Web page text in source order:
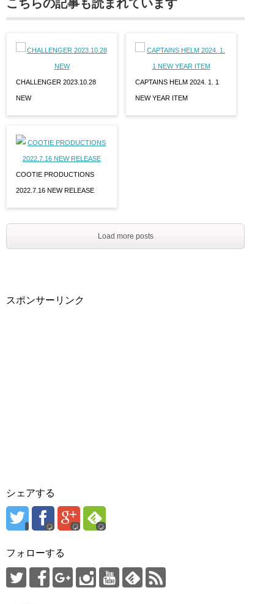
こちらの記事も読まれています
CHALLENGER 2023.10.28
NEW
COOTIE PRODUCTIONS
2022.7.16 NEW RELEASE
CAPTAINS HELM 2024. 1. 1
NEW YEAR ITEM
Load more posts
スポンサーリンク
シェアする
フォローする